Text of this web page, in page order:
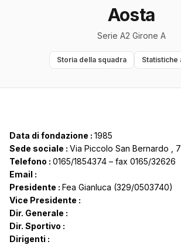
Aosta
Serie A2 Girone A
Storia della squadra Statistiche
Data di fondazione : 1985
Sede sociale : Via Piccolo San Bernardo ,
Telefono : 0165/1854374 – fax 0165/32626
Email :
Presidente : Fea Gianluca (329/0503740)
Vice Presidente :
Dir. Generale :
Dir. Sportivo :
Dirigenti :